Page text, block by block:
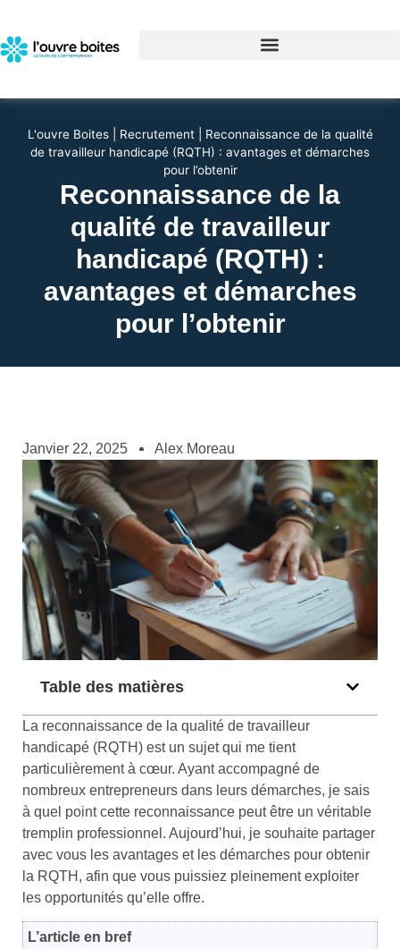
L'ouvre Boites| Recrutement| Reconnaissance de la qualité
de travailleur handicapé (RQTH) : avantages et démarches
pour l’obtenir
Reconnaissance de la
qualité de travailleur
handicapé (RQTH) :
avantages et démarches
pour l’obtenir
Janvier 22, 2025 Alex Moreau
Table des matières
La reconnaissance de la qualité de travailleur
handicapé (RQTH) est un sujet qui me tient
particulièrement à cœur. Ayant accompagné de
nombreux entrepreneurs dans leurs démarches, je sais
à quel point cette reconnaissance peut être un véritable
tremplin professionnel. Aujourd’hui, je souhaite partager
avec vous les avantages et les démarches pour obtenir
la RQTH, afin que vous puissiez pleinement exploiter
les opportunités qu’elle offre.
L’article en bref